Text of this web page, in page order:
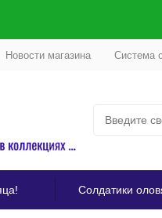
Новости магазина Система
Солдатики